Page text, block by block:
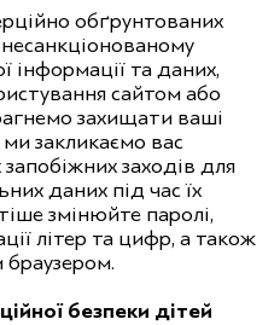
обґрунтованих
несанкціонованому
інформації та даних,
сайтом або
захищати ваші
закликаємо вас
заходів для
даних під час їх
змінюйте паролі,
літер та цифр, а також
браузером.
безпеки дітей